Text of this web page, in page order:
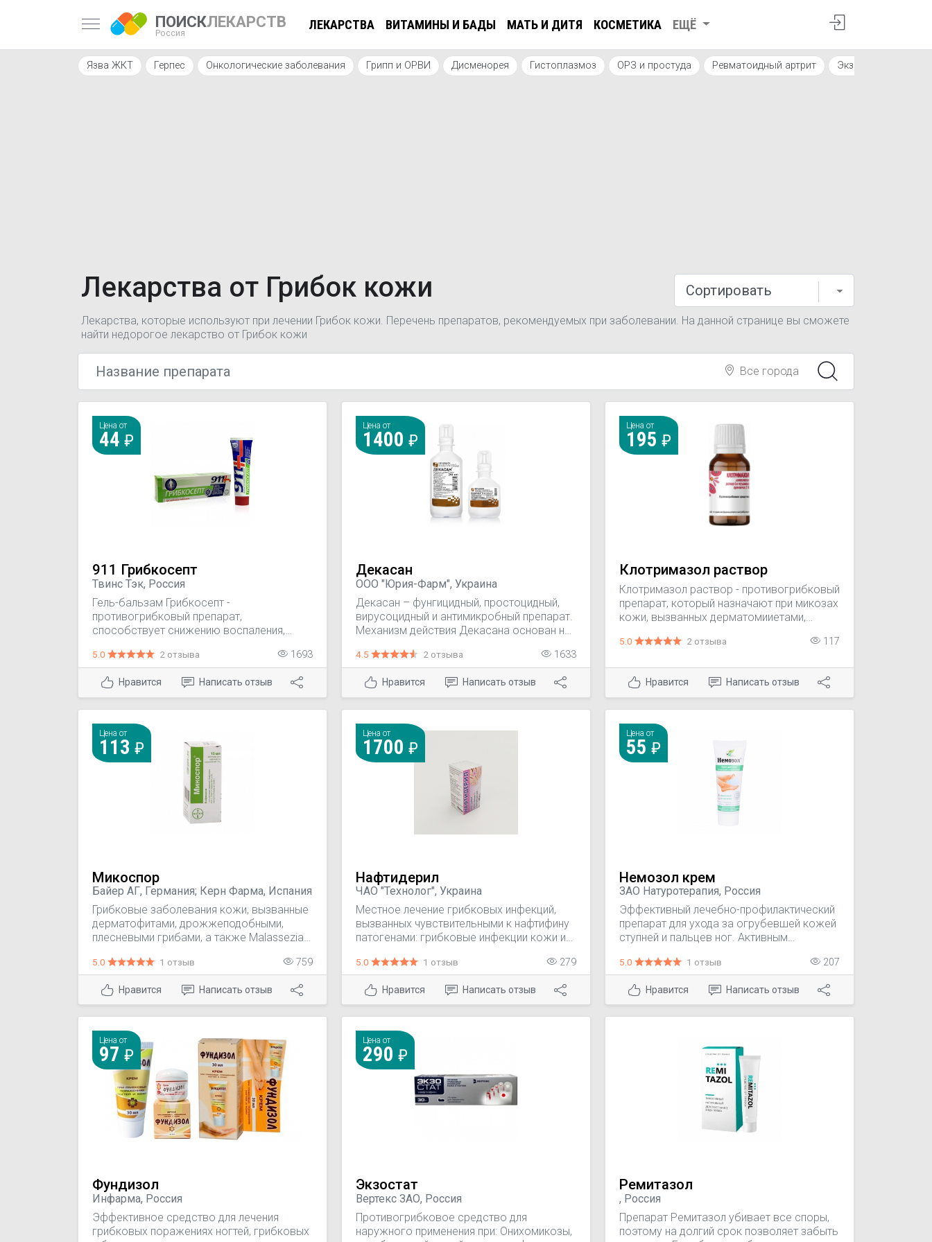
ПОИСКЛЕКАРСТВ
Россия
ЛЕКАРСТВА ВИТАМИНЫ И БАДЫ МАТЬ И ДИТЯ КОСМЕТИКА ЕЩЁ
Язва ЖКТ Герпес Онкологические заболевания Грипп и ОРВИ Дисменорея Гистоплазмоз ОРЗ и простуда Ревматоидный артрит Экзема
Лекарства от Грибок кожи
Лекарства, которые используют при лечении Грибок кожи. Перечень препаратов, рекомендуемых при заболевании. На данной странице вы сможете
найти недорогое лекарство от Грибок кожи
Все города
Цена от
44
911 Грибкосепт
Твинс Тэк, Россия
Гель-бальзам Грибкосепт -
противогрибковый препарат,
способствует снижению воспаления,
антисептическим и ранозаживляющим
свойствами. Снимает зуд, оказывает
дезодорирующее действие. Drieline -
компонент с защитной функцией,
укрепляет иммунную систему кожи,
стимулирует обновление клеток,
восстанавливает разрушенный коллаген.
5.0 2 отзыва 1693
Нравится Написать отзыв
Цена от
1400
Декасан
ООО "Юрия-Фарм", Украина
Декасан – фунгицидный, простоцидный,
вирусоцидный и антимикробный препарат.
Механизм действия Декасана основан на
проницаемость клеточной мембраны (КМ)
мишени, посредством соединения с
липидными структурами в области их
фосфатидных групп.
4.5 2 отзыва 1633
Нравится Написать отзыв
Цена от
195
Клотримазол раствор
Клотримазол раствор - противогрибковый
препарат, который назначают при микозах
кожи, вызванных дерматомииетами,
при микозах кожи со вторичной
кандидозе.
5.0 2 отзыва 117
Нравится Написать отзыв
Цена от
113
Микоспор
Байер АГ, Германия; Керн Фарма, Испания
Грибковые заболевания кожи, вызванные
дерматофитами, дрожжеподобными,
плесневыми грибами, а также Malassezia
микозы стоп (дерматофития кожи стоп и
межпальцевая дерматофития стоп); —
микозы кистей рук (дерматофития кожи
рук и межпальцевая дерматофития); —
дерматофития гладкой кожи тела; —
дерматофития паховой области; —
поверхностный кандидоз кожи; —
отрубевидный лишай; — эритразма.
5.0 1 отзыв 759
Нравится Написать отзыв
Цена от
1700
Нафтидерил
ЧАО "Технолог", Украина
Местное лечение грибковых инфекций,
вызванных чувствительными к нафтифину
патогенами: грибковые инфекции кожи и
грибковые инфекции ногтей
(онихомикозы); кожные кандидозы;
отрубевидный лишай; воспалительные
дерматомикозы, с зудом или без него;
микоз наружного слухового прохода.
5.0 1 отзыв 279
Нравится Написать отзыв
Цена от
55
Немозол крем
ЗАО Натуротерапия, Россия
Эффективный лечебно-профилактический
препарат для ухода за огрубевшей кожей
ступней и пальцев ног. Активным
является комбинация салициловой
кислоты и серы. Салициловая кислота
оказывает кератолитическое действие,
способствует размягчению и отделению
мозолей. Антисептическое и фунгицидное
дополняется серой, которая
способствует профилактике грибковых
заболеваний, помогает при различных
повреждениях кожи - ранках, царапинах,
5.0 1 отзыв 207
Нравится Написать отзыв
Цена от
97
Фундизол
Инфарма, Россия
Эффективное средство для лечения
грибковых поражениях ногтей, грибковых
Цена от
290
Экзостат
Вертекс ЗАО, Россия
Противогрибковое средство для
наружного применения при: Онихомикозы,
Ремитазол
, Россия
Препарат Ремитазол убивает все споры,
поэтому на долгий срок позволяет забыть